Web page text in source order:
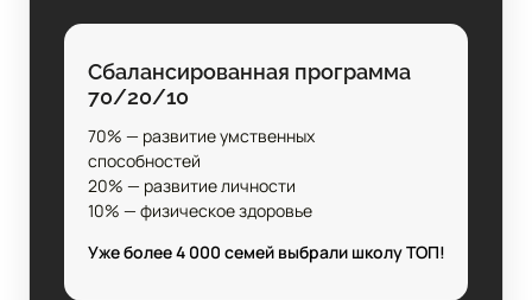
Сбалансированная программа
70/20/10
70% — развитие умственных
способностей
20% — развитие личности
10% — физическое здоровье
Уже более 4 000 семей выбрали школу ТОП!